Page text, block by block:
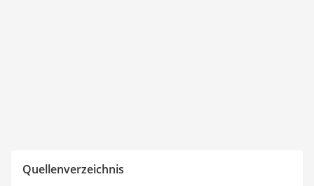
Quellenverzeichnis